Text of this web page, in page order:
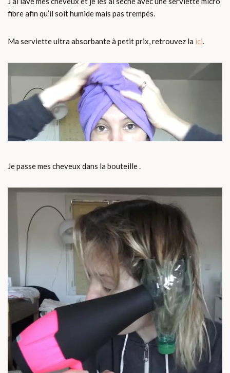
fibre afin qu’il soit humide mais pas trempés.
Ma serviette ultra absorbante à petit prix, retrouvez la ici.
Je passe mes cheveux dans la bouteille .